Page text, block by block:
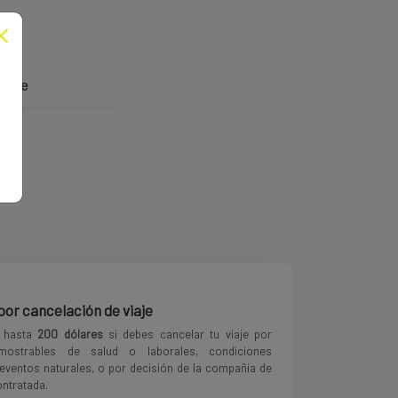
cancelación de viaje
200 dólaressi debes cancelar tu viaje por
de salud o laborales, condiciones
naturales, o por decisión de la compañía de